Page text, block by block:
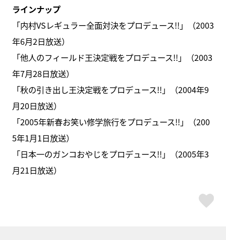
ラインナップ
「内村VSレギュラー全面対決をプロデュース!!」（2003
年6月2日放送）
「他人のフィールド王決定戦をプロデュース!!」（2003
年7月28日放送）
「秋の引き出し王決定戦をプロデュース!!」（2004年9
月20日放送）
「2005年新春お笑い修学旅行をプロデュース!!」（200
5年1月1日放送）
「日本一のガンコおやじをプロデュース!!」（2005年3
月21日放送）